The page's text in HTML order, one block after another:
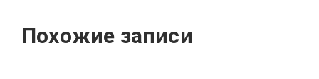
Похожие записи